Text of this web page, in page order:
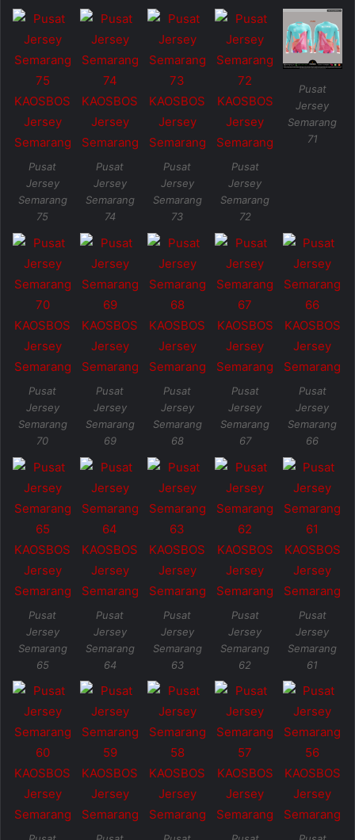
Pusat
Jersey
Semarang
75
Pusat
Jersey
Semarang
74
Pusat
Jersey
Semarang
73
Pusat
Jersey
Semarang
72
Pusat
Jersey
Semarang
71
Pusat
Jersey
Semarang
70
Pusat
Jersey
Semarang
69
Pusat
Jersey
Semarang
68
Pusat
Jersey
Semarang
67
Pusat
Jersey
Semarang
66
Pusat
Jersey
Semarang
65
Pusat
Jersey
Semarang
64
Pusat
Jersey
Semarang
63
Pusat
Jersey
Semarang
62
Pusat
Jersey
Semarang
61